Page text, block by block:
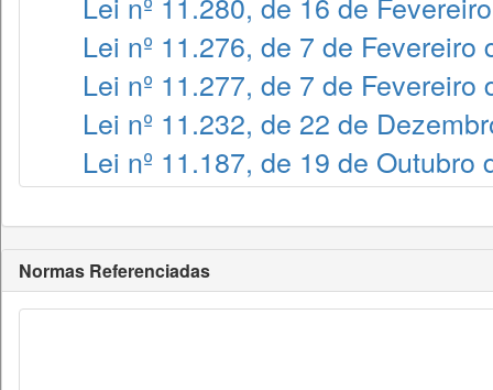
Lei nº 11.276, de 7 de Fevereiro
Lei nº 11.277, de 7 de Fevereiro
Lei nº 11.232, de 22 de
Lei nº 11.187, de 19 de Outubro
Normas Referenciadas